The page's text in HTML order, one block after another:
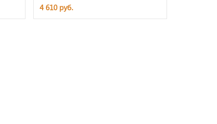
4 610 руб.